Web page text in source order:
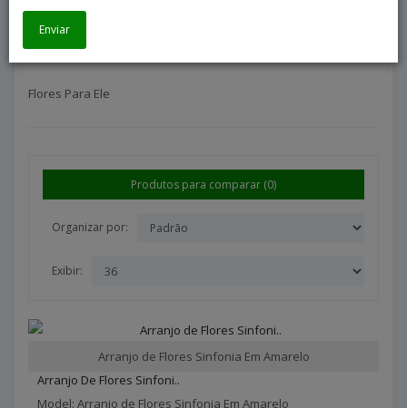
Flores Para Ele
Produtos para comparar (0)
Organizar por:
Exibir:
Arranjo de Flores Sinfonia Em Amarelo
Arranjo De Flores Sinfoni..
Model: Arranjo de Flores Sinfonia Em Amarelo
Enviar